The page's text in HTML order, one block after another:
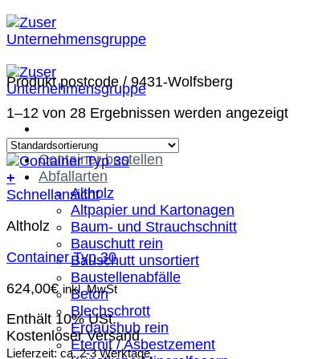
Zum
Inhalt
springen
Container bestellen
Abfallarten
Altholz
Altpapier und Kartonagen
Baum- und Strauchschnitt
Bauschutt rein
Bauschutt unsortiert
Baustellenabfälle
Beton
Blechschrott
Erdaushub rein
Eternit / Asbestzement
Produkt postcode/9431-Wolfsberg
1–12 von 28 Ergebnissen werden angezeigt
+
Schnellansicht
Altholz
Container Typ 30
624,00€ inkl. MwSt
Enthält 10% USt.
Kostenloser Versand
Lieferzeit: ca. 2-3 Werktage